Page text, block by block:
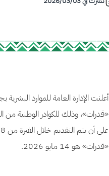
أعلنت الإدارة العامة للموارد
«قدرات»، وذلك للكوادر الوطنية
«قدرات» هو 14 مايو 2026.